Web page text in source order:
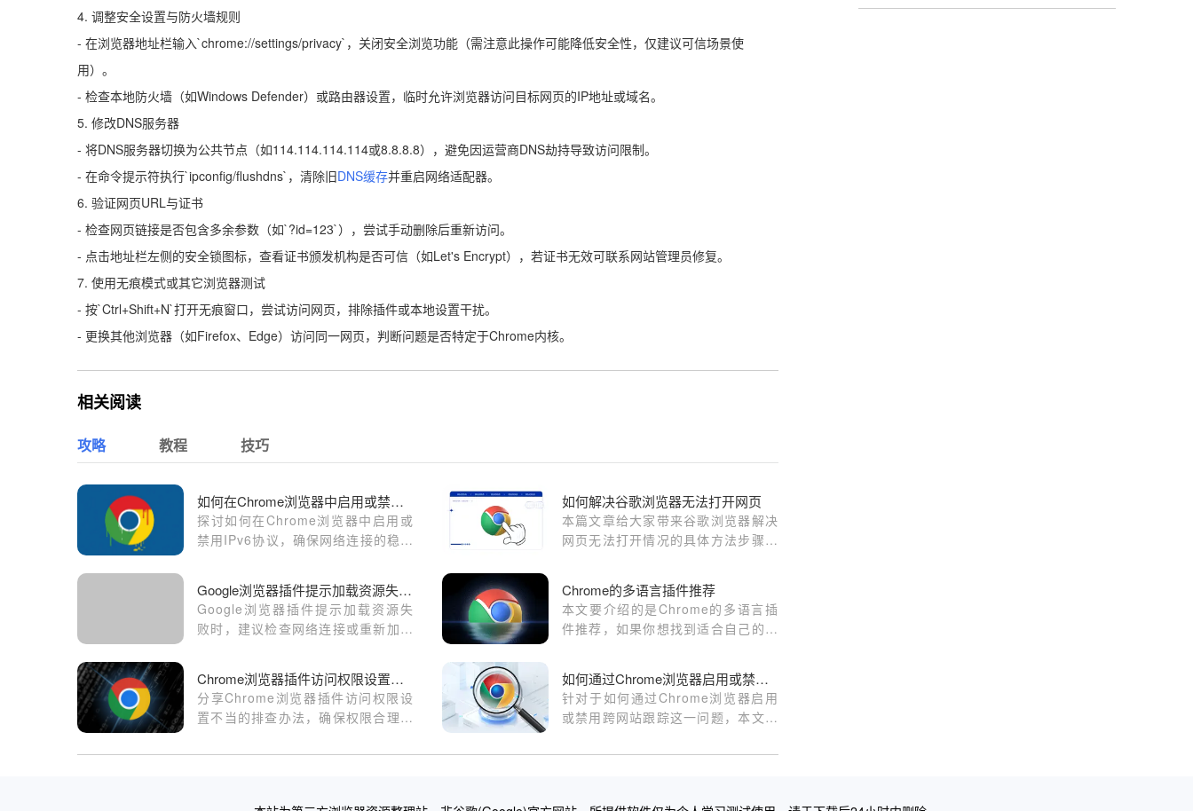
4. 调整安全设置与防火墙规则
- 在浏览器地址栏输入`chrome://settings/privacy`，关闭安全浏览功能（需注意此操作可能降低安全性，仅建议可信场景使
用）。
- 检查本地防火墙（如Windows Defender）或路由器设置，临时允许浏览器访问目标网页的IP地址或域名。
5. 修改DNS服务器
- 将DNS服务器切换为公共节点（如114.114.114.114或8.8.8.8），避免因运营商DNS劫持导致访问限制。
- 在命令提示符执行`ipconfig/flushdns`，清除旧DNS缓存并重启网络适配器。
6. 验证网页URL与证书
- 检查网页链接是否包含多余参数（如`?id=123`），尝试手动删除后重新访问。
- 点击地址栏左侧的安全锁图标，查看证书颁发机构是否可信（如Let's Encrypt），若证书无效可联系网站管理员修复。
7. 使用无痕模式或其它浏览器测试
- 按`Ctrl+Shift+N`打开无痕窗口，尝试访问网页，排除插件或本地设置干扰。
- 更换其他浏览器（如Firefox、Edge）访问同一网页，判断问题是否特定于Chrome内核。
相关阅读
攻略 教程 技巧
如何在Chrome浏览器中启用或禁用IPv6支持
探讨如何在Chrome浏览器中启用或
禁用IPv6协议，确保网络连接的稳定
如何解决谷歌浏览器无法打开网页
本篇文章给大家带来谷歌浏览器解决
网页无法打开情况的具体方法步骤，
Google浏览器插件提示加载资源失败怎么办
Google浏览器插件提示加载资源失
败时，建议检查网络连接或重新加载
Chrome的多语言插件推荐
本文要介绍的是Chrome的多语言插
件推荐，如果你想找到适合自己的翻
Chrome浏览器插件访问权限设置不当的排查办法
分享Chrome浏览器插件访问权限设
置不当的排查办法，确保权限合理配
如何通过Chrome浏览器启用或禁用跨网站跟踪
针对于如何通过Chrome浏览器启用
或禁用跨网站跟踪这一问题，本文详
学习。